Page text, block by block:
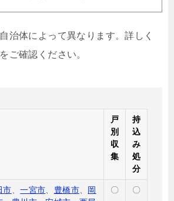
治体によって異なります。詳しく
ご確認ください。
戸
別
収
集
持
込
み
処
分
市 、一宮市 豊橋市、 岡
〇 〇